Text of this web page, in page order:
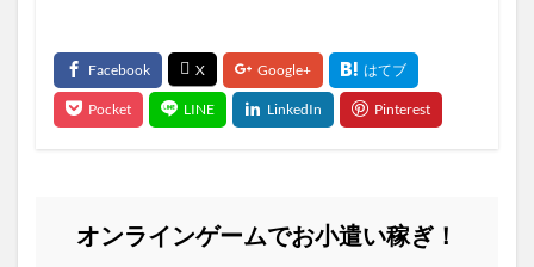
オンラインゲームでお小遣い稼ぎ！